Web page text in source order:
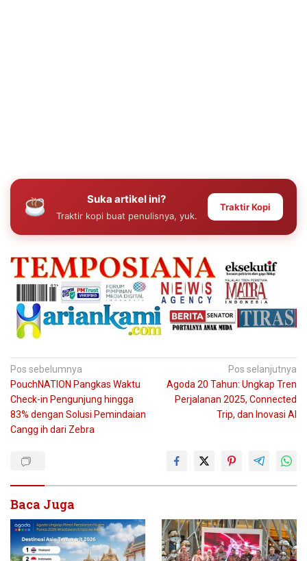
Suka artikel ini?
Traktir kopi buat penulisnya, yuk.
Traktir Kopi
Navigasi
pos
Pos sebelumnya
PouchNATION Pangkas Waktu
Check-in Pengunjung hingga
83% dengan Solusi Pemindaian
Cangg ih dari Zebra
Pos selanjutnya
Agoda 20 Tahun: Ungkap Tren
Perjalanan 2025, Connected
Trip, dan Inovasi AI
Baca Juga